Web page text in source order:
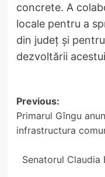
concrete. A
locale pentru a
din județ și
dezvoltării
Post
navigation
Previous:
Primarul Gîngu
infrastructura
Senatorul Claudia